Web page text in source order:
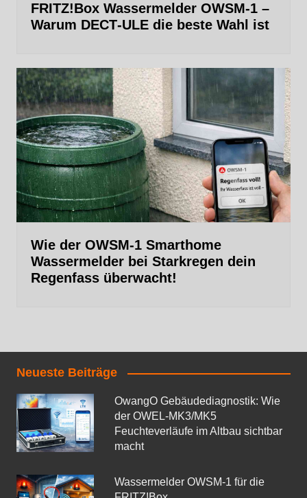
FRITZ!Box Wassermelder OWSM-1 –
Warum DECT‑ULE die beste Wahl ist
Wie der OWSM‑1 Smarthome
Wassermelder bei Starkregen dein
Regenfass überwacht!
Neueste Beiträge
OwangO Gebäudediagnostik: Wie
der OWEL‑MK3/MK5
Feuchteverläufe im Altbau sichtbar
macht
Wassermelder OWSM‑1 für die